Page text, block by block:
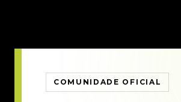
COMUNIDADE OFICIAL